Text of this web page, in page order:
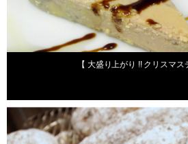
【 大盛り上がり !! クリスマス
2011年12月26日